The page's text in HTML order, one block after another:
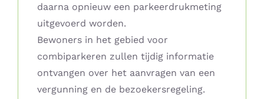
daarna opnieuw een parkeerdrukmeting
uitgevoerd worden.
Bewoners in het gebied voor
combiparkeren zullen tijdig informatie
ontvangen over het aanvragen van een
vergunning en de bezoekersregeling.